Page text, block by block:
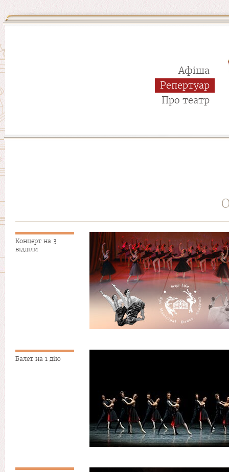
Афіша
Репертуар
Про театр
Концерт на 3
відділи
Балет на 1 дію